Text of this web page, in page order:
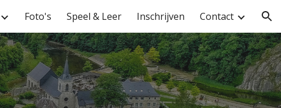
Foto's Speel & Leer Inschrijven Contact